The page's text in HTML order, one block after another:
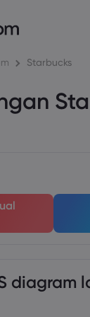
Starbucks
diagram